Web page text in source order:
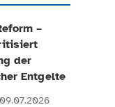
–
der
Entgelte